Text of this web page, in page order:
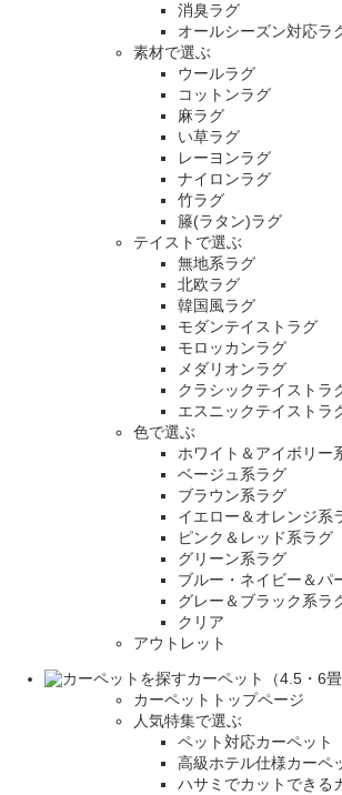
消臭ラグ
オールシーズン対応ラ
素材で選ぶ
ウールラグ
コットンラグ
麻ラグ
い草ラグ
レーヨンラグ
ナイロンラグ
竹ラグ
籐(ラタン)ラグ
テイストで選ぶ
無地系ラグ
北欧ラグ
韓国風ラグ
モダンテイストラグ
モロッカンラグ
メダリオンラグ
クラシックテイストラ
エスニックテイストラ
色で選ぶ
ホワイト＆アイボリー
ベージュ系ラグ
ブラウン系ラグ
イエロー＆オレンジ系
ピンク＆レッド系ラグ
グリーン系ラグ
ブルー・ネイビー＆パ
グレー＆ブラック系ラ
クリア
アウトレット
カーペット（4.5・6畳
カーペットトップページ
人気特集で選ぶ
ペット対応カーペット
高級ホテル仕様カーペ
ハサミでカットできる